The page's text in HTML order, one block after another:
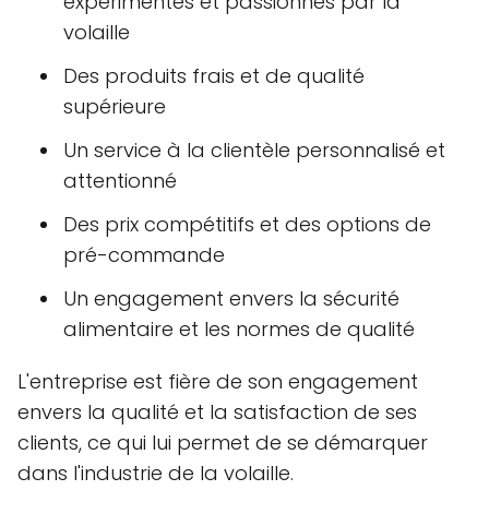
volaille
Des produits frais et de qualité
supérieure
Un service à la clientèle personnalisé et
attentionné
Des prix compétitifs et des options de
pré-commande
Un engagement envers la sécurité
alimentaire et les normes de qualité
L'entreprise est fière de son engagement
envers la qualité et la satisfaction de ses
clients, ce qui lui permet de se démarquer
dans l'industrie de la volaille.